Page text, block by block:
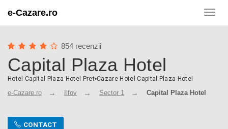
e-Cazare.ro
854 recenzii
Capital Plaza Hotel
Hotel Capital Plaza Hotel Pret•Cazare Hotel Capital Plaza Hotel
e-Cazare.ro Ilfov Sector 1 Capital Plaza Hotel
CONTACT